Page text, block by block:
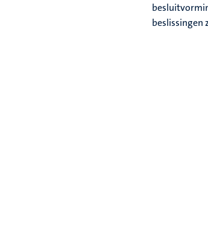
beslissingen